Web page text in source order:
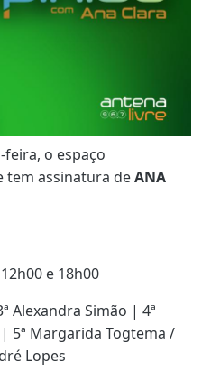
o espaço
tem assinatura deANA
e 18h00
Alexandra Simão | 4ª
5ª Margarida Togtema /
Lopes